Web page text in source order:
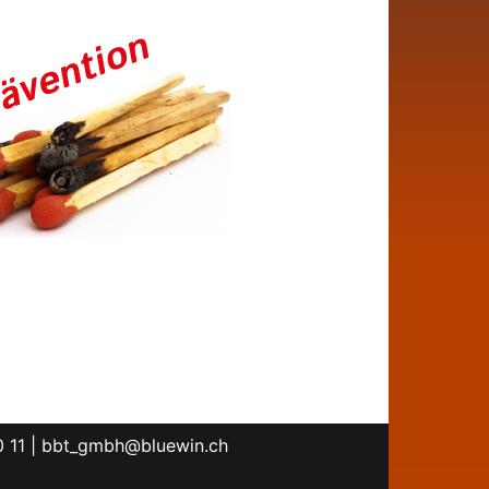
| bbt_gmbh@bluewin.ch